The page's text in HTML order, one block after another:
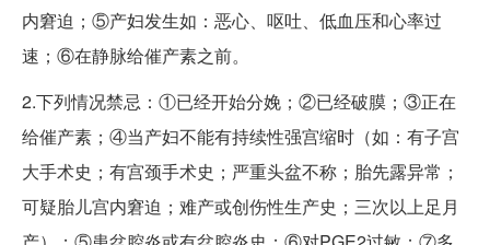
内窘迫；⑤产妇发生如：恶心、呕吐、低血压和心率过
速；⑥在静脉给催产素之前。
2.下列情况禁忌：①已经开始分娩；②已经破膜；③正在
给催产素；④当产妇不能有持续性强宫缩时（如：有子宫
大手术史；有宫颈手术史；严重头盆不称；胎先露异常；
可疑胎儿宫内窘迫；难产或创伤性生产史；三次以上足月